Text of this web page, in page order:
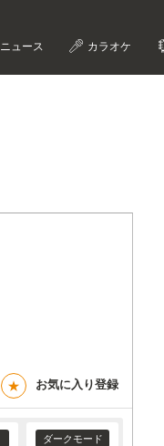
ニュース カラオケ
★ お気に入り登録
ダークモード